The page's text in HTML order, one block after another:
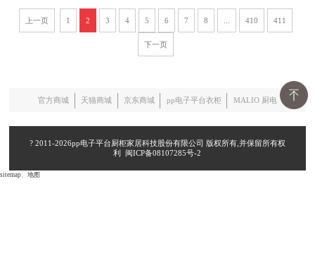
上一页 1 2 3 4 5 6 7 8 410 411
下一页
官方商城 天猫商城 京东商城 pp电子平台衣柜 MALIO 厨电
? 2011-2026pp电子平台厨柜家居科技股份有限公司 版权所有,并保留所有权
利 闽ICP备08107285号-2
sitemap、 地图